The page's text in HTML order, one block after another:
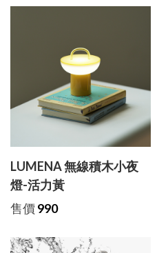
LUMENA 無線積木小夜
燈-活力黃
售價 990